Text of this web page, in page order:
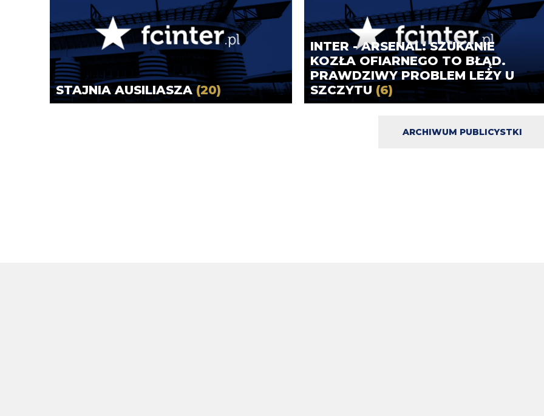
STAJNIA AUSILIASZA(20)
INTER - ARSENAL: SZUKANIE
KOZŁA OFIARNEGO TO BŁĄD.
PRAWDZIWY PROBLEM LEŻY U
SZCZYTU (6)
ARCHIWUM PUBLICYSTKI